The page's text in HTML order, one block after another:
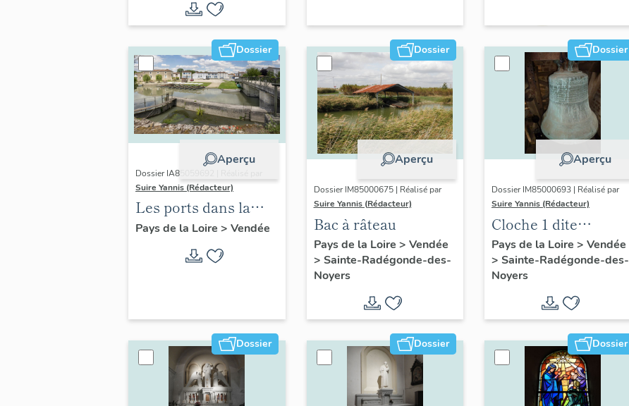
Dossier
Aperçu
Dossier IA85059692 | Réalisé par
Suire Yannis (Rédacteur)
Les ports dans la
vallée de la Sèvre
Niortaise, Marais
poitevin
Pays de la Loire > Vendée
Dossier
Aperçu
Dossier IM85000675 | Réalisé par
Suire Yannis (Rédacteur)
Bac à râteau
Pays de la Loire > Vendée
> Sainte-Radégonde-des-
Noyers
Dossier
Aperçu
Dossier IM85000693 | Réalisé par
Suire Yannis (Rédacteur)
Cloche 1 dite
Radegonde Jeanne
Germaine Hélène
Pays de la Loire > Vendée
> Sainte-Radégonde-des-
Noyers
Dossier Dossier Dossier